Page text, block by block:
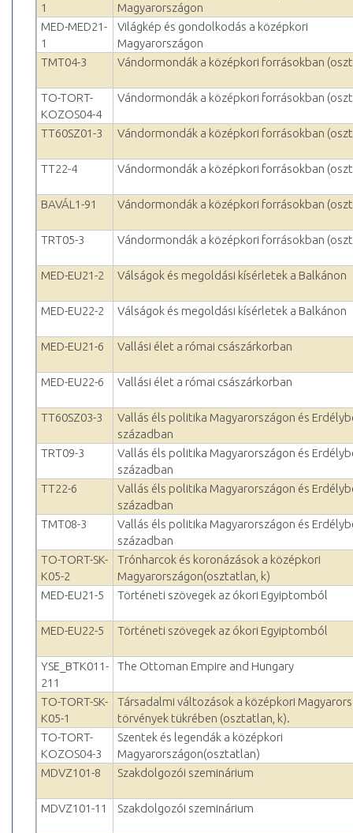
1
Magyarországon
MED-MED21-
1
Világkép és gondolkodás a középkori
Magyarországon
TMT04-3
Vándormondák a középkori forrásokban
TO-TORT-
KOZOS04-4
Vándormondák a középkori forrásokban
TT60SZ01-3 Vándormondák a középkori forrásokban
TT22-4 Vándormondák a középkori forrásokban
BAVÁL1-91 Vándormondák a középkori forrásokban
TRT05-3 Vándormondák a középkori forrásokban
MED-EU21-2 Válságok és megoldási kísérletek a Balkánon
MED-EU22-2 Válságok és megoldási kísérletek a Balkánon
MED-EU21-6 Vallási élet a római császárkorban
MED-EU22-6 Vallási élet a római császárkorban
TT60SZ03-3
Vallás éls politika Magyarországon és
században
TRT09-3
Vallás éls politika Magyarországon és
században
TT22-6
Vallás éls politika Magyarországon és
században
TMT08-3
Vallás éls politika Magyarországon és
században
TO-TORT-SK-
K05-2
Trónharcok és koronázások a középkori
Magyarországon(osztatlan, k)
MED-EU21-5
Történeti szövegek az ókori Egyiptomból
MED-EU22-5 Történeti szövegek az ókori Egyiptomból
YSE_BTK011-
211
The Ottoman Empire and Hungary
TO-TORT-SK-
K05-1
Társadalmi változások a középkori
törvények tükrében (osztatlan, k).
TO-TORT-
KOZOS04-3
Szentek és legendák a középkori
Magyarországon(osztatlan)
MDVZ101-8
Szakdolgozói szeminárium
MDVZ101-11 Szakdolgozói szeminárium